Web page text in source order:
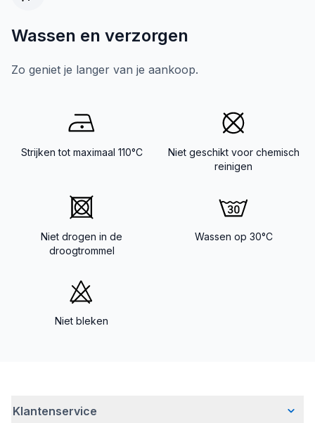
Wassen en verzorgen
Zo geniet je langer van je aankoop.
Strijken tot maximaal 110°C
Niet geschikt voor chemisch
reinigen
Niet drogen in de
droogtrommel
Wassen op 30°C
Niet bleken
Klantenservice